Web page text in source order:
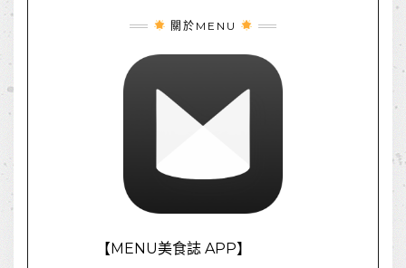
關於MENU
【MENU美食誌 APP】